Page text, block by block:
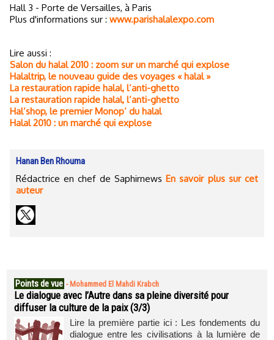
Hall 3 - Porte de Versailles, à Paris
Plus d'informations sur : www.parishalalexpo.com
Lire aussi :
Salon du halal 2010 : zoom sur un marché qui explose
Halaltrip, le nouveau guide des voyages « halal »
La restauration rapide halal, l’anti-ghetto
La restauration rapide halal, l’anti-ghetto
Hal’shop, le premier Monop’ du halal
Halal 2010 : un marché qui explose
Hanan Ben Rhouma
Rédactrice en chef de SaphirnewsEn savoir plus sur cet
auteur
Points de vue - Mohammed El Mahdi Krabch
Le dialogue avec l’Autre dans sa pleine diversité pour
diffuser la culture de la paix (3/3)
Lire la première partie ici : Les fondements du
dialogue entre les civilisations à la lumière de